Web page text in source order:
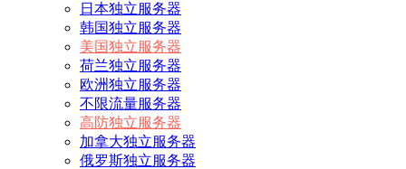
日本独立服务器
韩国独立服务器
美国独立服务器
荷兰独立服务器
欧洲独立服务器
不限流量服务器
高防独立服务器
加拿大独立服务器
俄罗斯独立服务器